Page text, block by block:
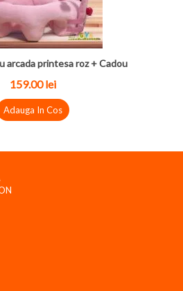
arcada printesa roz + Cadou
159.00 lei
Adauga In Cos